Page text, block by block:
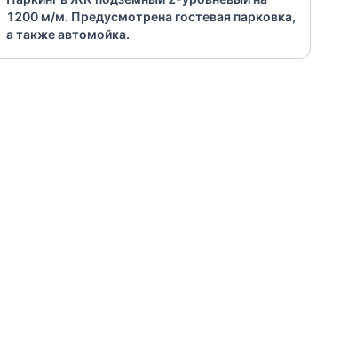
1200 м/м. Предусмотрена гостевая парковка,
а также автомойка.